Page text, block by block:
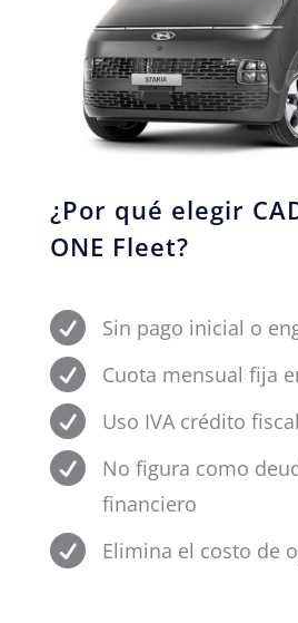
¿Por qué elegir
ONE Fleet?
 Sin pago inicial o
 Cuota mensual fija
 Uso IVA crédito fiscal

No figura como
financiero
 Elimina el costo de